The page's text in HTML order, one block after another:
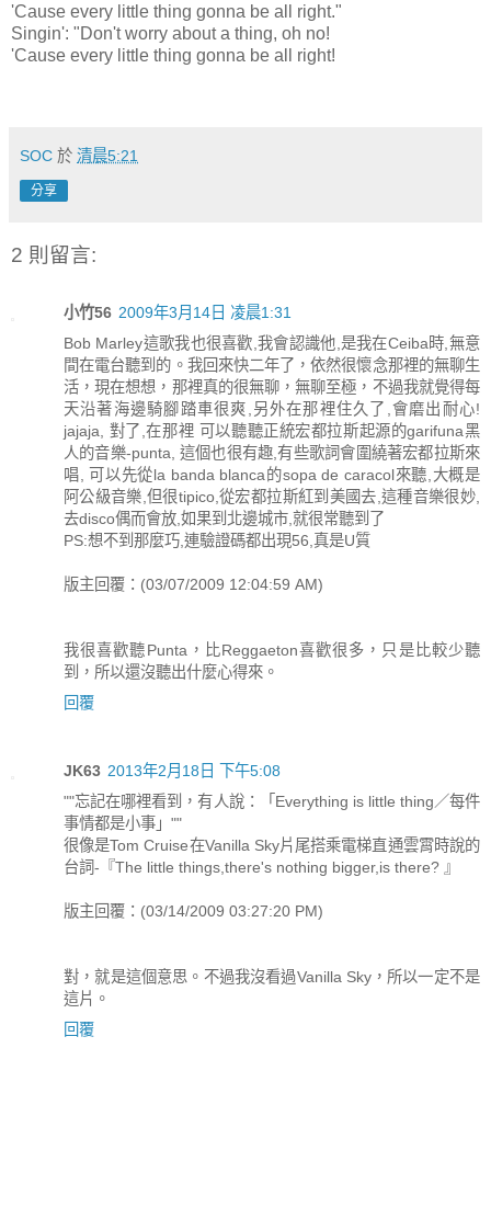
'Cause every little thing gonna be all right."
Singin': "Don't worry about a thing, oh no!
'Cause every little thing gonna be all right!
SOC 於 清晨5:21
分享
2 則留言:
小竹56 2009年3月14日 凌晨1:31
Bob Marley這歌我也很喜歡,我會認識他,是我在Ceiba時,無意
間在電台聽到的。我回來快二年了，依然很懷念那裡的無聊生
活，現在想想，那裡真的很無聊，無聊至極，不過我就覺得每
天沿著海邊騎腳踏車很爽,另外在那裡住久了,會磨出耐心!
jajaja, 對了,在那裡 可以聽聽正統宏都拉斯起源的garifuna黑
人的音樂-punta, 這個也很有趣,有些歌詞會圍繞著宏都拉斯來
唱, 可以先從la banda blanca的sopa de caracol來聽,大概是
阿公級音樂,但很tipico,從宏都拉斯紅到美國去,這種音樂很妙,
去disco偶而會放,如果到北邊城市,就很常聽到了
PS:想不到那麼巧,連驗證碼都出現56,真是U質
版主回覆：(03/07/2009 12:04:59 AM)
我很喜歡聽Punta，比Reggaeton喜歡很多，只是比較少聽
到，所以還沒聽出什麼心得來。
回覆
JK63 2013年2月18日 下午5:08
""忘記在哪裡看到，有人說：「Everything is little thing／每件
事情都是小事」""
很像是Tom Cruise在Vanilla Sky片尾搭乘電梯直通雲霄時說的
台詞-『The little things,there's nothing bigger,is there? 』
版主回覆：(03/14/2009 03:27:20 PM)
對，就是這個意思。不過我沒看過Vanilla Sky，所以一定不是
這片。
回覆